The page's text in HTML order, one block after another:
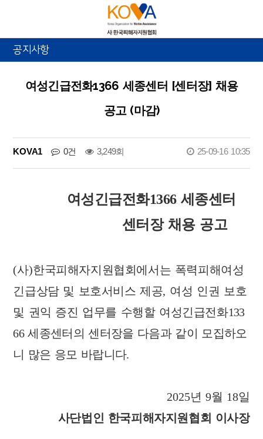
공지사항
여성긴급전화1366 세종센터 [센터장] 채용
공고 (마감)
KOVA1 0건 3,249회 25-09-16 10:35
여성긴급전화1366세종센터
센터장 채용 공고
(사)한국피해자지원협회에서는 폭력피해여성
긴급상담 및 보호서비스 제공, 여성 인권 보호
및 권익 증진 업무를 수행할 여성긴급전화133
66세종센터의 센터장을 다음과 같이 모집하오
니 많은 응모 바랍니다.
2025년 9월 18일
사단법인 한국피해자지원협회 이사장